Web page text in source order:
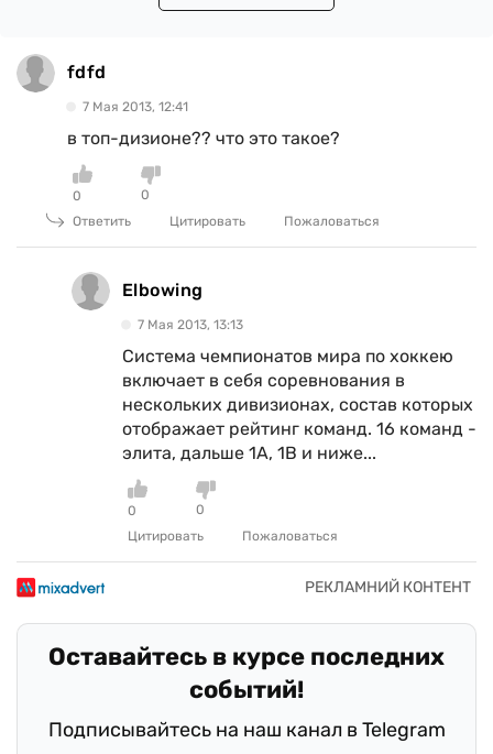
fdfd
7 Мая 2013, 12:41
в топ-дизионе?? что это такое?
0
0
Ответить
Цитировать Пожаловаться
Elbowing
7 Мая 2013, 13:13
Система чемпионатов мира по хоккею
включает в себя соревнования в
нескольких дивизионах, состав которых
отображает рейтинг команд. 16 команд -
элита, дальше 1А, 1В и ниже...
0
0
Цитировать
Пожаловаться
Оставайтесь в курсе последних
событий!
Подписывайтесь на наш канал в Telegram